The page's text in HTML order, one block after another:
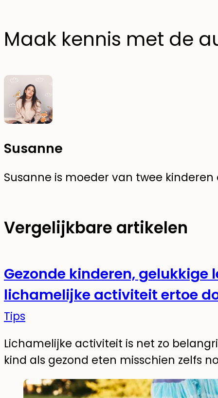
Maak kennis met de
Susanne
Susanne is moeder van twee
Vergelijkbare artikelen
Gezonde kinderen, gelukkige
lichamelijke activiteit ertoe
Tips
Lichamelijke activiteit is net zo
kind als gezond eten misschien zelfs